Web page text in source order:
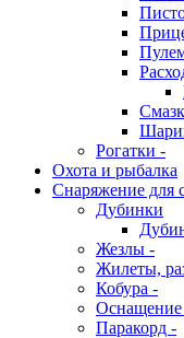
Рогатки -
Охота и рыбалка
Снаряжение для
Дубинки
Жезлы -
Жилеты,
Кобура -
Паракорд -